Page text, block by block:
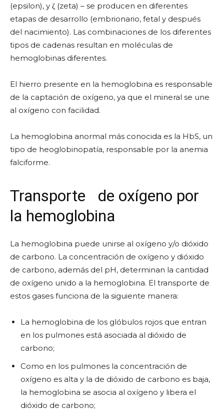
(epsilon), y ζ (zeta) – se producen en diferentes
etapas de desarrollo (embrionario, fetal y después
del nacimiento). Las combinaciones de los diferentes
tipos de cadenas resultan en moléculas de
hemoglobinas diferentes.
El hierro presente en la hemoglobina es responsable
de la captación de oxígeno, ya que el mineral se une
al oxígeno con facilidad.
La hemoglobina anormal más conocida es la HbS, un
tipo de heoglobinopatía, responsable por la anemia
falciforme.
Transporte
de oxígeno por
la hemoglobina
La hemoglobina puede unirse al oxígeno y/o dióxido
de carbono. La concentración de oxígeno y dióxido
de carbono, además del pH, determinan la cantidad
de oxígeno unido a la hemoglobina. El transporte de
estos gases funciona de la siguiente manera:
La hemoglobina de los glóbulos rojos que entran
en los pulmones está asociada al dióxido de
carbono;
Como en los pulmones la concentración de
oxígeno es alta y la de dióxido de carbono es baja,
la hemoglobina se asocia al oxígeno y libera el
dióxido de carbono;